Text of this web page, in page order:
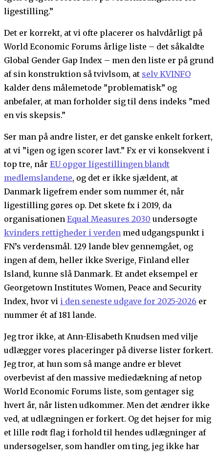
ligestilling.”
Det er korrekt, at vi ofte placerer os halvdårligt på
World Economic Forums årlige liste – det såkaldte
Global Gender Gap Index – men den liste er på grund
af sin konstruktion så tvivlsom, at selv KVINFO
kalder dens målemetode ”problematisk” og
anbefaler, at man forholder sig til dens indeks ”med
en vis skepsis.”
Ser man på andre lister, er det ganske enkelt forkert,
at vi ”igen og igen scorer lavt.” Fx er vi konsekvent i
top tre, når EU opgør ligestillingen blandt
medlemslandene, og det er ikke sjældent, at
Danmark ligefrem ender som nummer ét, når
ligestilling gøres op. Det skete fx i 2019, da
organisationen Equal Measures 2030 undersøgte
kvinders rettigheder i verden med udgangspunkt i
FN’s verdensmål. 129 lande blev gennemgået, og
ingen af dem, heller ikke Sverige, Finland eller
Island, kunne slå Danmark. Et andet eksempel er
Georgetown Institutes Women, Peace and Security
Index, hvor vi i den seneste udgave for 2025-2026 er
nummer ét af 181 lande.
Jeg tror ikke, at Ann-Elisabeth Knudsen med vilje
udlægger vores placeringer på diverse lister forkert.
Jeg tror, at hun som så mange andre er blevet
overbevist af den massive mediedækning af netop
World Economic Forums liste, som gentager sig
hvert år, når listen udkommer. Men det ændrer ikke
ved, at udlægningen er forkert. Og det hejser for mig
et lille rødt flag i forhold til hendes udlægninger af
undersøgelser, som handler om ting, jeg ikke har